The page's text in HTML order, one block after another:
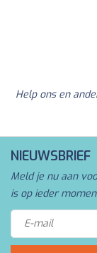
Help ons en
NIEUWSBRIEF
Meld je nu aan
is op ieder